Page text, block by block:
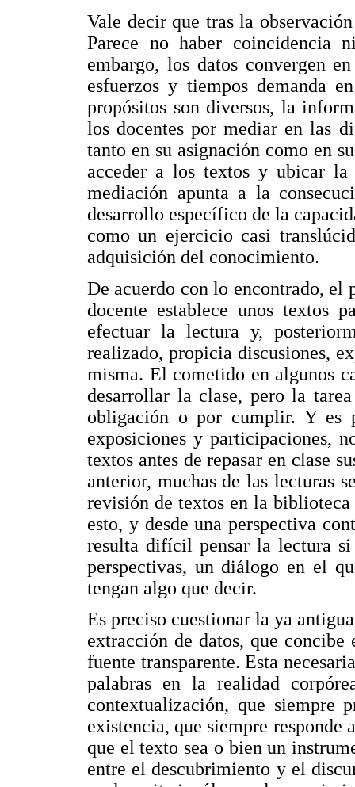
Vale decir que tras la
Parece no haber coincidencia
embargo, los datos convergen
esfuerzos y tiempos demanda
propósitos son diversos, la
los docentes por mediar en las
tanto en su asignación como en
acceder a los textos y ubicar la
mediación apunta a la
desarrollo específico de la
como un ejercicio casi
adquisición del conocimiento.
De acuerdo con lo encontrado, el
docente establece unos textos
efectuar la lectura y,
realizado, propicia discusiones,
misma. El cometido en algunos
desarrollar la clase, pero la
obligación o por cumplir. Y es
exposiciones y participaciones,
textos antes de repasar en clase
anterior, muchas de las lecturas
revisión de textos en la
esto, y desde una perspectiva
resulta difícil pensar la lectura si
perspectivas, un diálogo en el
tengan algo que decir.
Es preciso cuestionar la ya
extracción de datos, que
fuente transparente. Esta
palabras en la realidad
contextualización, que siempre
existencia, que siempre responde
que el texto sea o bien un
entre el descubrimiento y el